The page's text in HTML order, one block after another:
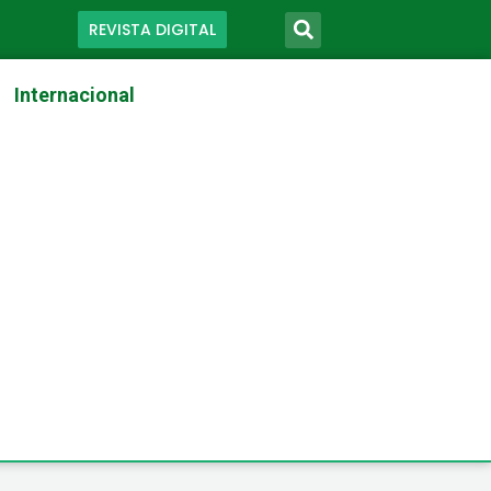
REVISTA DIGITAL
Internacional